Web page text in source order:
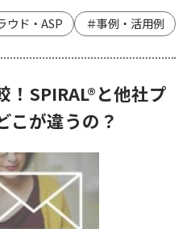
ウド・ASP ＃事例・活用例
！SPIRAL®と他社プ
こが違うの？